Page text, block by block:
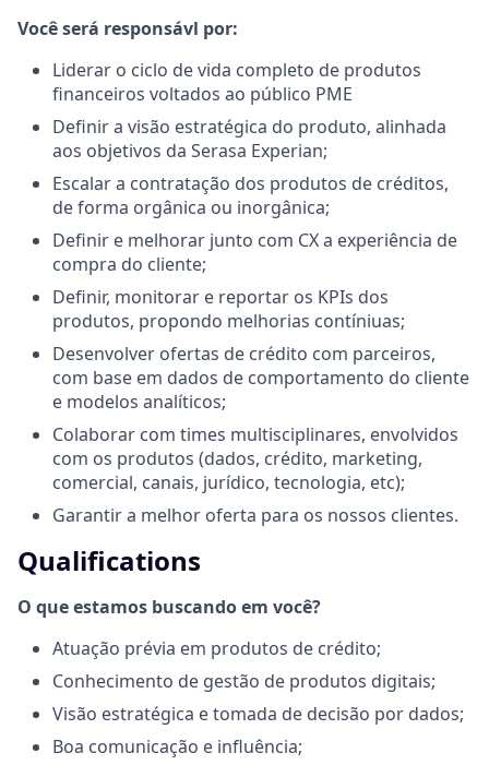
Você será responsávl por:
Liderar o ciclo de vida completo de produtos
financeiros voltados ao público PME
Definir a visão estratégica do produto, alinhada
aos objetivos da Serasa Experian;
Escalar a contratação dos produtos de créditos,
de forma orgânica ou inorgânica;
Definir e melhorar junto com CX a experiência de
compra do cliente;
Definir, monitorar e reportar os KPIs dos
produtos, propondo melhorias contíniuas;
Desenvolver ofertas de crédito com parceiros,
com base em dados de comportamento do cliente
e modelos analíticos;
Colaborar com times multisciplinares, envolvidos
com os produtos (dados, crédito, marketing,
comercial, canais, jurídico, tecnologia, etc);
Garantir a melhor oferta para os nossos clientes.
Qualifications
O que estamos buscando em você?
Atuação prévia em produtos de crédito;
Conhecimento de gestão de produtos digitais;
Visão estratégica e tomada de decisão por dados;
Boa comunicação e influência;